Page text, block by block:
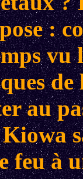
:
vu
de
au
feu à